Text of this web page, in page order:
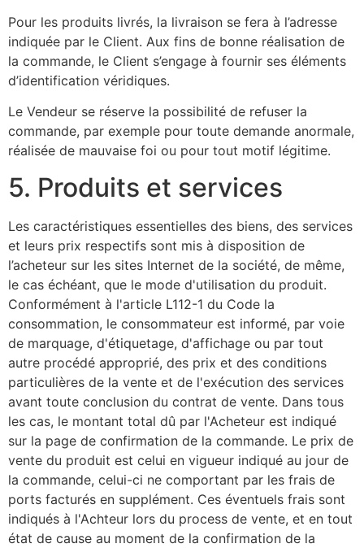
Pour les produits livrés, la livraison se fera à l’adresse
indiquée par le Client. Aux fins de bonne réalisation de
la commande, le Client s’engage à fournir ses éléments
d’identification véridiques.
Le Vendeur se réserve la possibilité de refuser la
commande, par exemple pour toute demande anormale,
réalisée de mauvaise foi ou pour tout motif légitime.
5. Produits et services
Les caractéristiques essentielles des biens, des services
et leurs prix respectifs sont mis à disposition de
l’acheteur sur les sites Internet de la société, de même,
le cas échéant, que le mode d'utilisation du produit.
Conformément à l'article L112-1 du Code la
consommation, le consommateur est informé, par voie
de marquage, d'étiquetage, d'affichage ou par tout
autre procédé approprié, des prix et des conditions
particulières de la vente et de l'exécution des services
avant toute conclusion du contrat de vente. Dans tous
les cas, le montant total dû par l'Acheteur est indiqué
sur la page de confirmation de la commande. Le prix de
vente du produit est celui en vigueur indiqué au jour de
la commande, celui-ci ne comportant par les frais de
ports facturés en supplément. Ces éventuels frais sont
indiqués à l'Achteur lors du process de vente, et en tout
état de cause au moment de la confirmation de la